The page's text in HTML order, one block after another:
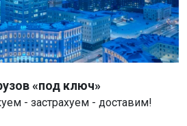
«под ключ»
- застрахуем - доставим!